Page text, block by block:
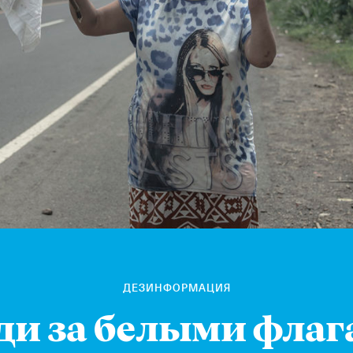
ДЕЗИНФОРМАЦИЯ
за белыми